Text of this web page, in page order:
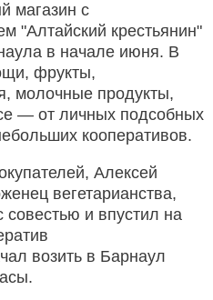
магазин с
"Алтайский крестьянин"
в начале июня. В
фрукты,
молочные продукты,
— от личных подсобных
кооперативов.
Алексей
вегетарианства,
и впустил на
возить в Барнаул